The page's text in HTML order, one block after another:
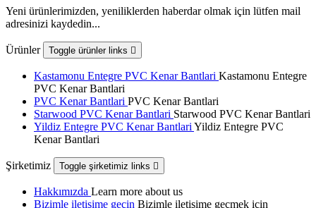
Yeni ürünlerimizden, yeniliklerden haberdar olmak için lütfen mail
adresinizi kaydedin...
Ürünler Toggle ürünler links 
Kastamonu Entegre PVC Kenar Bantlari Kastamonu Entegre
PVC Kenar Bantlari
PVC Kenar Bantlari PVC Kenar Bantlari
Starwood PVC Kenar Bantlari Starwood PVC Kenar Bantlari
Yildiz Entegre PVC Kenar Bantlari Yildiz Entegre PVC
Kenar Bantlari
Şirketimiz Toggle şirketimiz links 
Hakkımızda Learn more about us
Bizimle iletişime geçin Bizimle iletişime geçmek için